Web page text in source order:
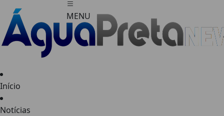
MENU
Início
Notícias